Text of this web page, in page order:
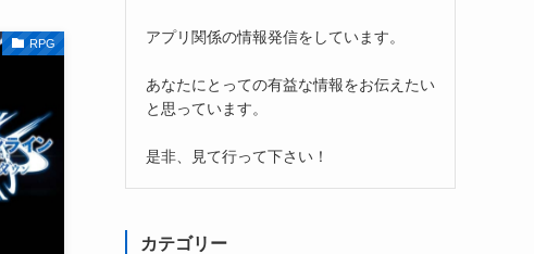
RPG アプリ関係の情報発信をしています。
あなたにとっての有益な情報をお伝えたい
と思っています。
是非、見て行って下さい！
カテゴリー